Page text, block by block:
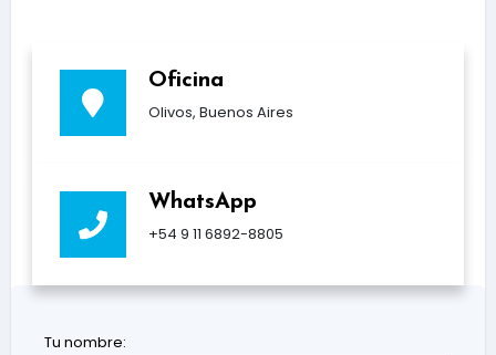
Oficina
Olivos, Buenos Aires
WhatsApp
+54 9 11 6892-8805
Tu nombre: